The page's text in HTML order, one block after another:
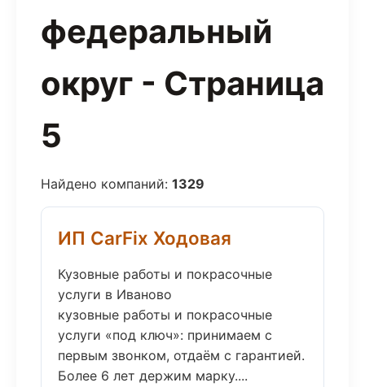
федеральный
округ - Страница
5
Найдено компаний: 1329
ИП CarFix Ходовая
Кузовные работы и покрасочные
услуги в Иваново
кузовные работы и покрасочные
услуги «под ключ»: принимаем с
первым звонком, отдаём с гарантией.
Более 6 лет держим марку....